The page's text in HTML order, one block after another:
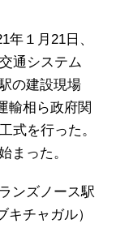
年１月21日、
通システム
の建設現場
輸相ら政府関
式を行った。
まった。
ンズノース駅
チャガル）